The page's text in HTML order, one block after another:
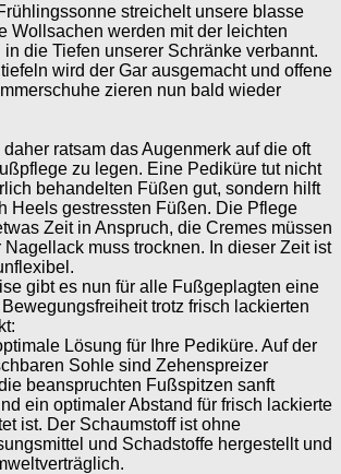
streichelt unsere blasse
Wollsachen werden mit der leichten
die Tiefen unserer Schränke verbannt.
wird der Gar ausgemacht und offene
zieren nun bald wieder
ratsam das Augenmerk auf die oft
zu legen. Eine Pediküre tut nicht
behandelten Füßen gut, sondern hilft
Heels gestressten Füßen. Die Pflege
Zeit in Anspruch, die Cremes müssen
muss trocknen. In dieser Zeit ist
gibt es nun für alle Fußgeplagten eine
trotz frisch lackierten
Lösung für Ihre Pediküre. Auf der
Sohle sind Zehenspreizer
beanspruchten Fußspitzen sanft
ein optimaler Abstand für frisch lackierte
ist. Der Schaumstoff ist ohne
und Schadstoffe hergestellt und